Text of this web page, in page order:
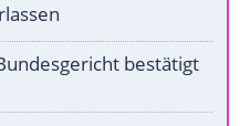
bestätigt